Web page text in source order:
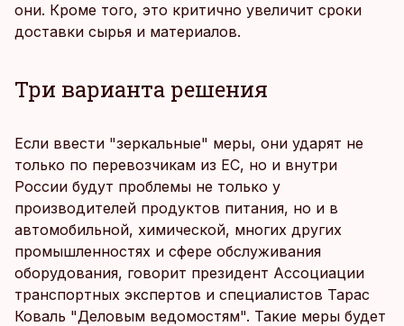
они. Кроме того, это критично увеличит сроки
доставки сырья и материалов.
Три варианта решения
Если ввести "зеркальные" меры, они ударят не
только по перевозчикам из ЕС, но и внутри
России будут проблемы не только у
производителей продуктов питания, но и в
автомобильной, химической, многих других
промышленностях и сфере обслуживания
оборудования, говорит президент Ассоциации
транспортных экспертов и специалистов Тарас
Коваль "Деловым ведомостям". Такие меры будет